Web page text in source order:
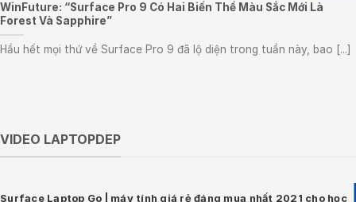
WinFuture: “Surface Pro 9 Có Hai Biến Thể Màu Sắc Mới Là
Forest Và Sapphire”
Hầu hết mọi thứ về Surface Pro 9 đã lộ diện trong tuần này, bao [...]
VIDEO LAPTOPDEP
Surface Laptop Go | máy tính giá rẻ đáng mua nhất 2021 cho học